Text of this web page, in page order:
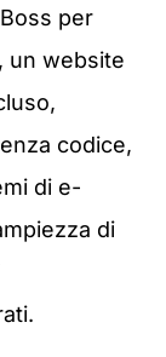
per
un website
codice,
di e-
di